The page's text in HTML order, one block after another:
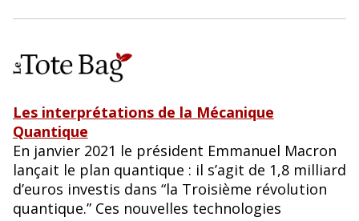
Les interprétations de la Mécanique
Quantique
En janvier 2021 le président Emmanuel Macron
lançait le plan quantique : il s’agit de 1,8 milliard
d’euros investis dans “la Troisième révolution
quantique.” Ces nouvelles technologies